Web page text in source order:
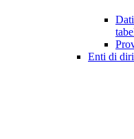
Enti di